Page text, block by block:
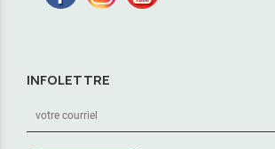
INFOLETTRE